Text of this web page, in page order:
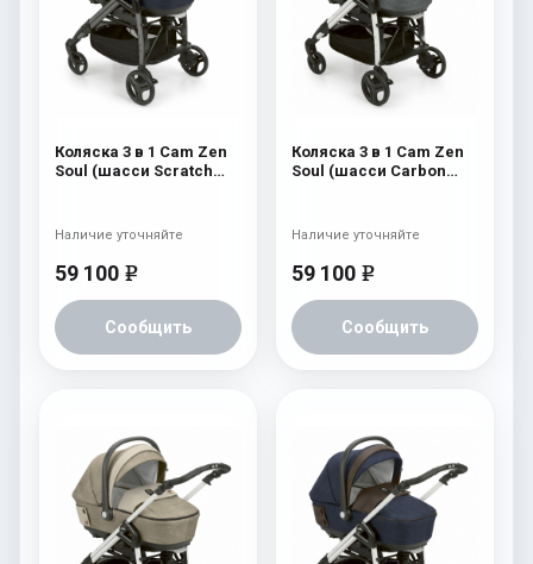
Коляска 3 в 1 Cam Zen
Soul (шасси Scratch
59 100 e
Сообщить
Наличие уточняйте
Коляска 3 в 1 Cam Zen
Soul (шасси Carbon
59 100 e
Сообщить
Наличие уточняйте